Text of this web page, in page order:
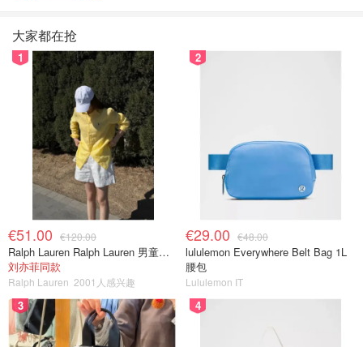
公告与预约环节。
在材料准备上，多数 Prefettura 会要求携带：
Nulla Osta 原件
双方身份证件
目的是核对信息。
费用方面，不少地区会涉及
16 欧的印花税 marca da
bollo（是否必须、需要几张会因 Prefettura 和具体业务类
型而异），因此建议大家出发前先查看该 Prefettura 官网
“legalizzazione/认证”栏目或电话确认，避免到现场才发现
需要补印花税或改预约。
大家都在抢
1
€51.00 €120.00
Ralph Lauren Ralph Lauren 男童亚麻衬衫
刘亦菲同款
Ralph Lauren 2001人感兴趣
2
€29.00 €48.00
lululemon Everywhere Belt Bag 1L
腰包
Lululemon IT
3 4